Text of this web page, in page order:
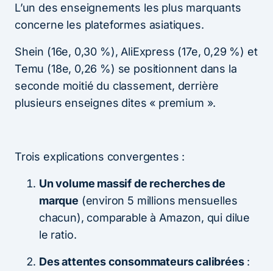
L’un des enseignements les plus marquants
concerne les plateformes asiatiques.
Shein (16e, 0,30 %), AliExpress (17e, 0,29 %) et
Temu (18e, 0,26 %) se positionnent dans la
seconde moitié du classement, derrière
plusieurs enseignes dites « premium ».
Trois explications convergentes :
Un volume massif de recherches de
marque (environ 5 millions mensuelles
chacun), comparable à Amazon, qui dilue
le ratio.
Des attentes consommateurs calibrées: